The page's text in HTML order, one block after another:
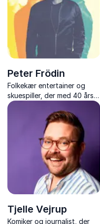
Peter Frödin
Folkekær entertainer og
skuespiller, der med 40 års
erfaring spreder optimisme i
foredrag fyldt med humor,
livsglæde og rørende
Tjelle Vejrup
Komiker og journalist, der